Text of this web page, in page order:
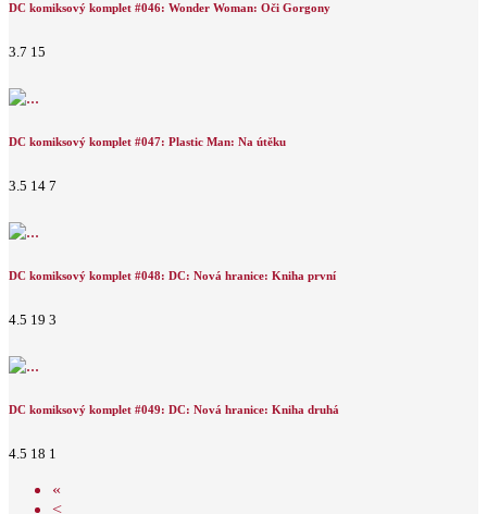
DC komiksový komplet #046: Wonder Woman: Oči Gorgony
3.7 15
DC komiksový komplet #047: Plastic Man: Na útěku
3.5 14 7
DC komiksový komplet #048: DC: Nová hranice: Kniha první
4.5 19 3
DC komiksový komplet #049: DC: Nová hranice: Kniha druhá
4.5 18 1
«
<